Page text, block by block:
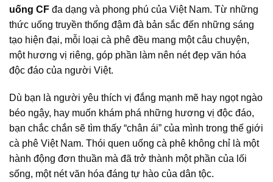
uống CF đa dạng và phong phú của Việt Nam. Từ những
thức uống truyền thống đậm đà bản sắc đến những sáng
tạo hiện đại, mỗi loại cà phê đều mang một câu chuyện,
một hương vị riêng, góp phần làm nên nét đẹp văn hóa
độc đáo của người Việt.
Dù bạn là người yêu thích vị đắng mạnh mẽ hay ngọt ngào
béo ngậy, hay muốn khám phá những hương vị độc đáo,
bạn chắc chắn sẽ tìm thấy “chân ái” của mình trong thế giới
cà phê Việt Nam. Thói quen uống cà phê không chỉ là một
hành động đơn thuần mà đã trở thành một phần của lối
sống, một nét văn hóa đáng tự hào của dân tộc.